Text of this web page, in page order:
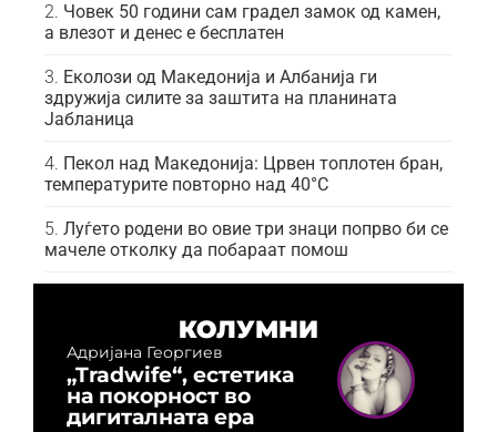
Човек 50 години сам градел замок од камен,
а влезот и денес е бесплатен
Еколози од Македонија и Албанија ги
здружија силите за заштита на планината
Јабланица
Пекол над Македонија: Црвен топлотен бран,
температурите повторно над 40°C
Луѓето родени во овие три знаци попрво би се
мачеле отколку да побараат помош
КОЛУМНИ
Адријана Георгиев
„Tradwife“, естетика
на покорност во
дигиталната ера